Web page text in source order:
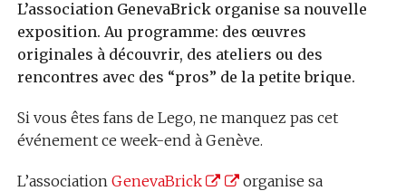
L’association GenevaBrick organise sa nouvelle
exposition. Au programme: des œuvres
originales à découvrir, des ateliers ou des
rencontres avec des “pros” de la petite brique.
Si vous êtes fans de Lego, ne manquez pas cet
événement ce week-end à Genève.
L’association GenevaBrick
organise sa